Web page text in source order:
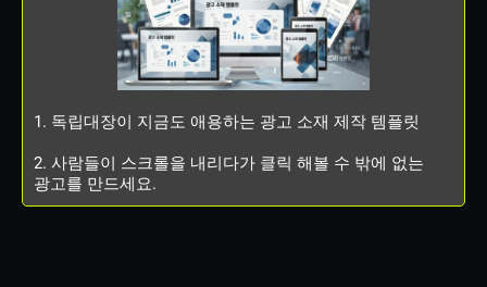
1. 독립대장이 지금도 애용하는 광고 소재 제작 템플릿
2. 사람들이 스크롤을 내리다가 클릭 해볼 수 밖에 없는
광고를 만드세요.